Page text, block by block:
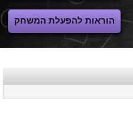
הוראות להפעלת המשחק